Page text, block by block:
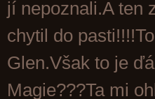
jí nepoznali.A ten
chytil do
Glen.Však to je
Magie???Ta mi